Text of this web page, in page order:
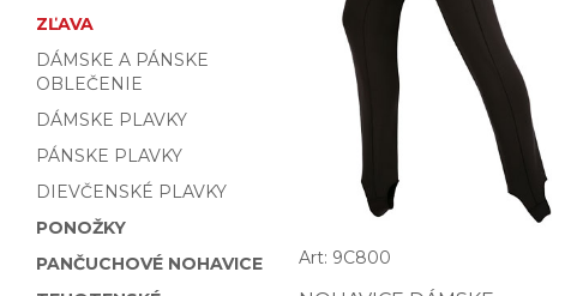
ZĽAVA
DÁMSKE A PÁNSKE
OBLEČENIE
DÁMSKE PLAVKY
PÁNSKE PLAVKY
DIEVČENSKÉ PLAVKY
PONOŽKY
PANČUCHOVÉ NOHAVICE
Art: 9C800